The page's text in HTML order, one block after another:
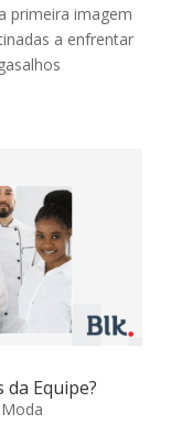
primeira imagem
a enfrentar
Equipe?
Moda